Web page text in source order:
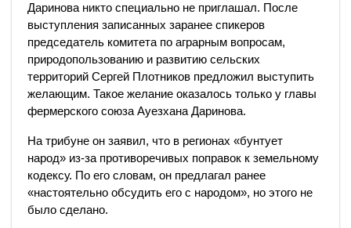
Даринова никто специально не приглашал. После
выступления записанных заранее спикеров
председатель комитета по аграрным вопросам,
природопользованию и развитию сельских
территорий Сергей Плотников предложил выступить
желающим. Такое желание оказалось только у главы
фермерского союза Ауезхана Даринова.
На трибуне он заявил, что в регионах «бунтует
народ» из-за противоречивых поправок к земельному
кодексу. По его словам, он предлагал ранее
«настоятельно обсудить его с народом», но этого не
было сделано.